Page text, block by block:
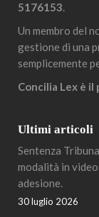
5176153.
Un membro del
gestione di una
semplicemente
Concilia Lex è
Ultimi articoli
Sentenza
modalità in
adesione.
30 luglio 2026